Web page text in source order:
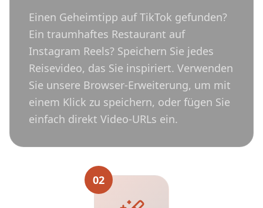
Einen Geheimtipp auf TikTok gefunden?
Ein traumhaftes Restaurant auf
Instagram Reels? Speichern Sie jedes
Reisevideo, das Sie inspiriert. Verwenden
Sie unsere Browser-Erweiterung, um mit
einem Klick zu speichern, oder fügen Sie
einfach direkt Video-URLs ein.
02